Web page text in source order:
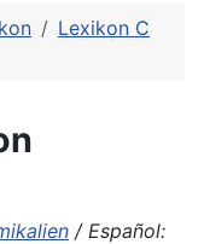
Lexikon C
/ Español: